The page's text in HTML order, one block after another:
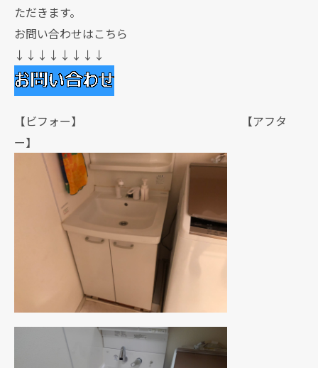
ただきます。
お問い合わせはこちら
↓↓↓↓↓↓↓↓
【ビフォー】 【アフタ
ー】